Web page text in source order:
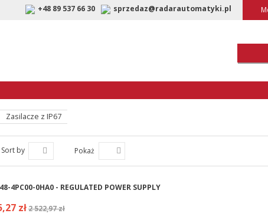
+48 89 537 66 30 sprzedaz@radarautomatyki.pl
Zasilacze z IP67
Sort by Pokaż
4PC00-0HA0 - REGULATED POWER SUPPLY
zł2 522,97 zł